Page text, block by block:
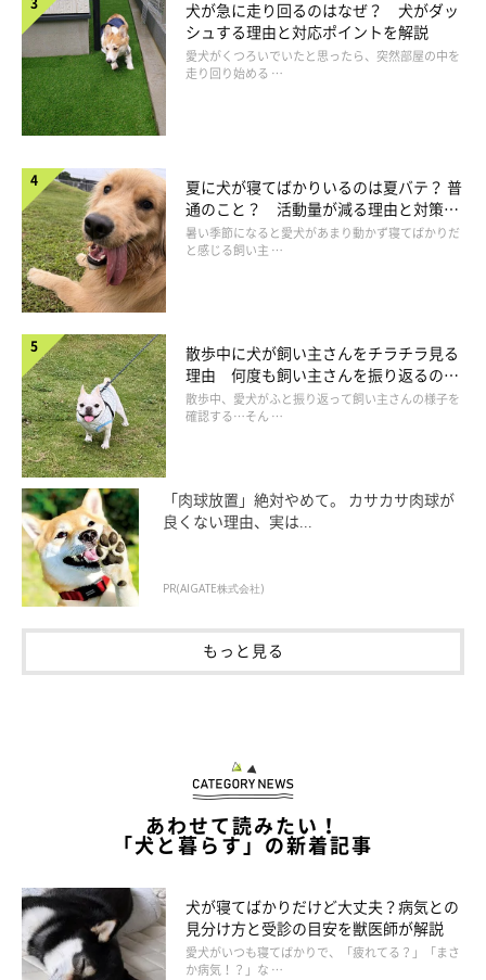
横側からそっと指を入れ、優しく磨いてみる
口の横側から滑りこませるように指を入れ、優しくさすって歯を
磨いてください。力を入れすぎてゴシゴシこすると、犬が嫌がる
ので注意しましょう。
慣れてきたら、ほかの歯も磨く
犬が急に走り回るのはなぜ？ 犬がダッ
シュする理由と対応ポイントを解説
愛犬がくつろいでいたと思ったら、突然部屋の中を
走り回り始める …
夏に犬が寝てばかりいるのは夏バテ？ 普
通のこと？ 活動量が減る理由と対策と
は
暑い季節になると愛犬があまり動かず寝てばかりだ
と感じる飼い主 …
散歩中に犬が飼い主さんをチラチラ見る
理由 何度も飼い主さんを振り返るのは
なぜ？
散歩中、愛犬がふと振り返って飼い主さんの様子を
確認する…そん …
「肉球放置」絶対やめて。 カサカサ肉球が
良くない理由、実は...
PR(AIGATE株式会社)
もっと見る
あわせて読みたい！
「犬と暮らす」の新着記事
犬が寝てばかりだけど大丈夫？病気との
見分け方と受診の目安を獣医師が解説
愛犬がいつも寝てばかりで、「疲れてる？」「まさ
か病気！？」な …